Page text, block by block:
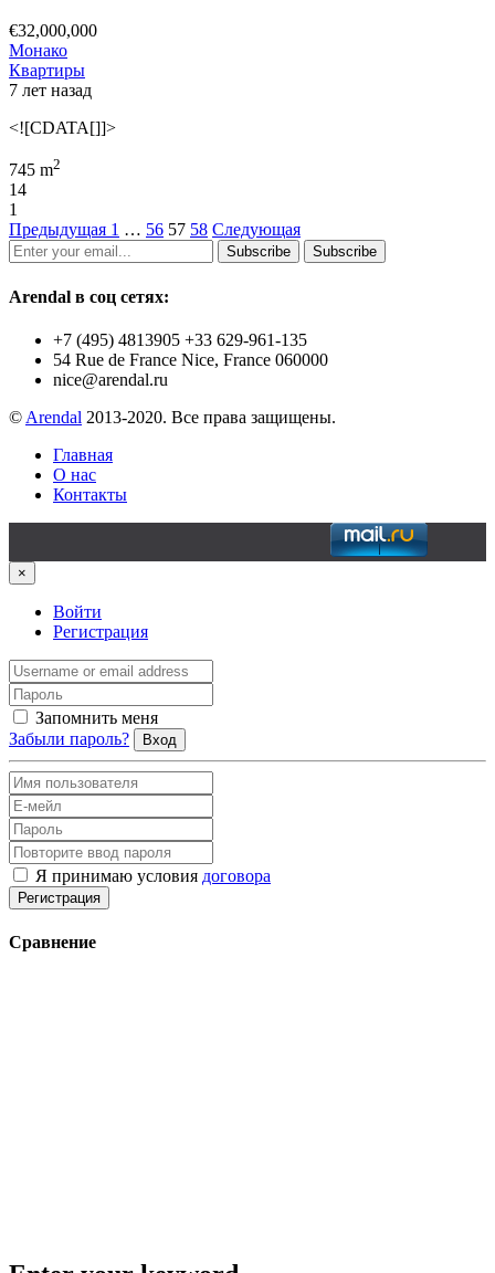
€32,000,000
Монако
Квартиры
7 лет назад
<![CDATA[]]>
745 m2
14
1
Предыдущая 1 … 56 57 58 Следующая
Subscribe Subscribe
Arendal в соц сетях:
+7 (495) 4813905 +33 629-961-135
54 Rue de France Nice, France 060000
nice@arendal.ru
© Arendal 2013-2020. Все права защищены.
Главная
О нас
Контакты
×
Войти
Регистрация
Запомнить меня
Забыли пароль?
Вход
Я принимаю условия договора
Регистрация
Сравнение